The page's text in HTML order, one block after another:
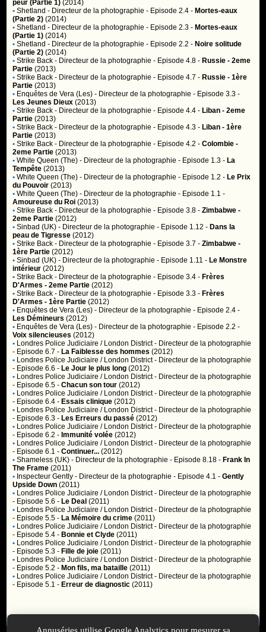
peur (Partie 1) (2014)
• Shetland - Directeur de la photographie - Episode 2.4 - Mortes-eaux
(Partie 2) (2014)
• Shetland - Directeur de la photographie - Episode 2.3 - Mortes-eaux
(Partie 1) (2014)
• Shetland - Directeur de la photographie - Episode 2.2 - Noire solitude
(Partie 2) (2014)
• Strike Back - Directeur de la photographie - Episode 4.8 - Russie - 2eme
Partie (2013)
• Strike Back - Directeur de la photographie - Episode 4.7 - Russie - 1ère
Partie (2013)
• Enquêtes de Vera (Les) - Directeur de la photographie - Episode 3.3 -
Les Jeunes Dieux (2013)
• Strike Back - Directeur de la photographie - Episode 4.4 - Liban - 2eme
Partie (2013)
• Strike Back - Directeur de la photographie - Episode 4.3 - Liban - 1ère
Partie (2013)
• Strike Back - Directeur de la photographie - Episode 4.2 -Colombie -
2eme Partie (2013)
• White Queen (The) - Directeur de la photographie - Episode 1.3 - La
Tempête (2013)
• White Queen (The) - Directeur de la photographie - Episode 1.2 - Le Prix
du Pouvoir (2013)
• White Queen (The) - Directeur de la photographie - Episode 1.1 -
Amoureuse du Roi (2013)
• Strike Back - Directeur de la photographie - Episode 3.8 -Zimbabwe -
2eme Partie (2012)
• Sinbad (UK) - Directeur de la photographie - Episode 1.12 - Dans la
peau de Tigresse(2012)
• Strike Back - Directeur de la photographie - Episode 3.7 -Zimbabwe -
1ère Partie (2012)
• Sinbad (UK) - Directeur de la photographie - Episode 1.11 - Le Monstre
intérieur (2012)
• Strike Back - Directeur de la photographie - Episode 3.4 - Frères
D'Armes - 2eme Partie (2012)
• Strike Back - Directeur de la photographie - Episode 3.3 - Frères
D'Armes - 1ère Partie (2012)
• Enquêtes de Vera (Les) - Directeur de la photographie - Episode 2.4 -
Les Démineurs (2012)
• Enquêtes de Vera (Les) - Directeur de la photographie - Episode 2.2 -
Voix silencieuses (2012)
• Londres Police Judiciaire / London District- Directeur de la photographie
- Episode 6.7 - La Faiblesse des hommes (2012)
• Londres Police Judiciaire / London District- Directeur de la photographie
- Episode 6.6 - Le Jour le plus long (2012)
• Londres Police Judiciaire / London District- Directeur de la photographie
- Episode 6.5 -Chacun son tour (2012)
• Londres Police Judiciaire / London District- Directeur de la photographie
- Episode 6.4 - Essais clinique (2012)
• Londres Police Judiciaire / London District- Directeur de la photographie
- Episode 6.3 - Les Erreurs du passé (2012)
• Londres Police Judiciaire / London District- Directeur de la photographie
- Episode 6.2 - Immunité volée (2012)
• Londres Police Judiciaire / London District- Directeur de la photographie
- Episode 6.1 -Continuer... (2012)
• Shameless (UK) - Directeur de la photographie - Episode 8.18 - Frank In
The Frame (2011)
• Inspecteur Gently - Directeur de la photographie - Episode 4.1 -Gently
Upside Down (2011)
• Londres Police Judiciaire / London District- Directeur de la photographie
- Episode 5.6 - Le Deal (2011)
• Londres Police Judiciaire / London District- Directeur de la photographie
- Episode 5.5 - La Mémoire du crime (2011)
• Londres Police Judiciaire / London District- Directeur de la photographie
- Episode 5.4 - Bonnie et Clyde (2011)
• Londres Police Judiciaire / London District- Directeur de la photographie
- Episode 5.3 - Fille de joie (2011)
• Londres Police Judiciaire / London District- Directeur de la photographie
- Episode 5.2 - Mon fils, ma bataille (2011)
• Londres Police Judiciaire / London District- Directeur de la photographie
- Episode 5.1 - Erreur de diagnostic (2011)
Annuséries utilise Google Analytics pour mesurer sa